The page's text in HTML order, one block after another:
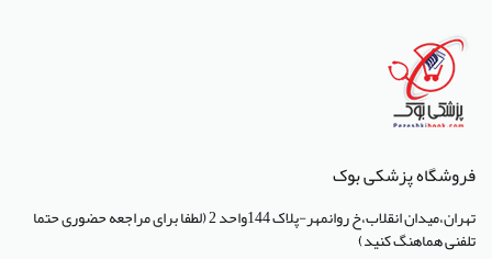
انتشارات پروژه
انتشارات تیمورزاده
انتشارات پرستش
فروشگاه پزشکی بوک
تهران،میدان انقلاب،خ روانمهر-پلاک 144واحد 2 (لطفا برای مراجعه حضوری حتما
تلفنی هماهنگ کنید)